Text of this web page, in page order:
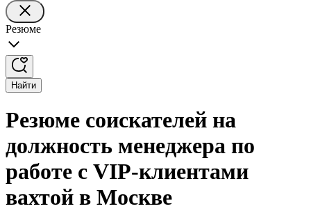
Резюме
Найти
Резюме соискателей на
должность менеджера по
работе с VIP-клиентами
вахтой в Москве